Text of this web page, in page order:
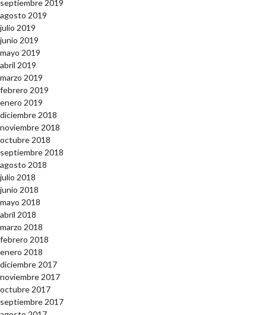
septiembre 2019
agosto 2019
julio 2019
junio 2019
mayo 2019
abril 2019
marzo 2019
febrero 2019
enero 2019
diciembre 2018
noviembre 2018
octubre 2018
septiembre 2018
agosto 2018
julio 2018
junio 2018
mayo 2018
abril 2018
marzo 2018
febrero 2018
enero 2018
diciembre 2017
noviembre 2017
octubre 2017
septiembre 2017